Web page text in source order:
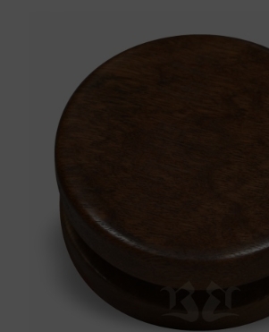
Filtros para Cachimbo
Isqueiros
Suportes Bertoldi para Cachimbos
Piteiras para Cigarro
Limpadores para Cachimbo
Bolsas para Cachimbo
Cinzeiros
Cortadores de Charuto